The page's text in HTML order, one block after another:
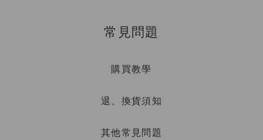
常見問題
購買教學
退、換貨須知
其他常見問題